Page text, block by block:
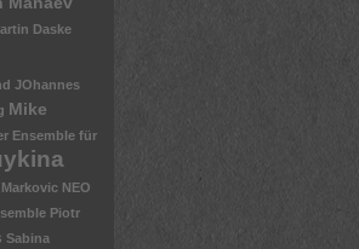
Daske
JOhannes
Mike
Ensemble für
Markovic NEO
Piotr
Sabina